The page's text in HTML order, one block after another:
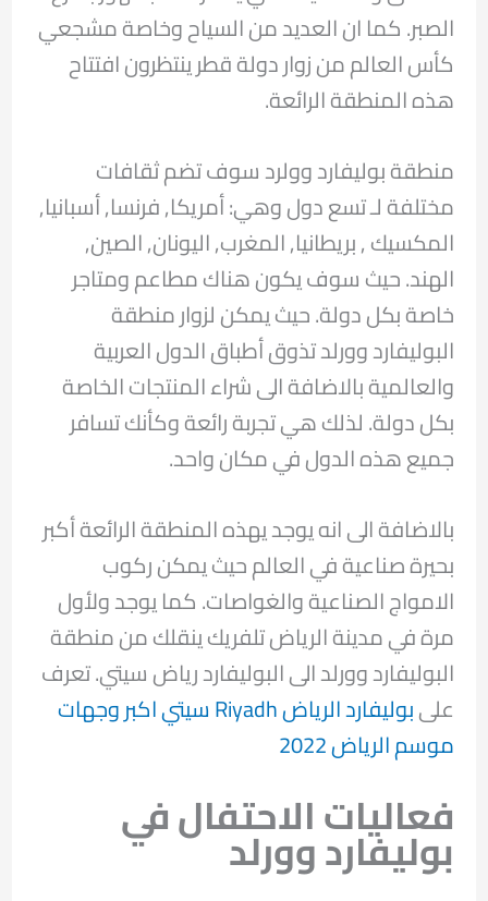
الصبر. كما ان العديد من السياح وخاصة مشجعي
كأس العالم من زوار دولة قطر ينتظرون افتتاح
هذه المنطقة الرائعة.
منطقة بوليفارد وولرد سوف تضم ثقافات
مختلفة لـ تسع دول وهي: أمريكا, فرنسا, أسبانيا,
المكسيك , بريطانيا, المغرب, اليونان, الصين,
الهند. حيث سوف يكون هناك مطاعم ومتاجر
خاصة بكل دولة. حيث يمكن لزوار منطقة
البوليفارد وورلد تذوق أطباق الدول العربية
والعالمية بالاضافة الى شراء المنتجات الخاصة
بكل دولة. لذلك هي تجربة رائعة وكأنك تسافر
جميع هذه الدول في مكان واحد.
بالاضافة الى انه يوجد يهذه المنطقة الرائعة أكبر
بحيرة صناعية في العالم حيث يمكن ركوب
الامواج الصناعية والغواصات. كما يوجد ولأول
مرة في مدينة الرياض تلفريك ينقلك من منطقة
البوليفارد وورلد الى البوليفارد رياض سيتي. تعرف
على
بوليفارد الرياض Riyadh سيتي اكبر وجهات
موسم الرياض 2022
فعاليات الاحتفال في
بوليفارد وورلد